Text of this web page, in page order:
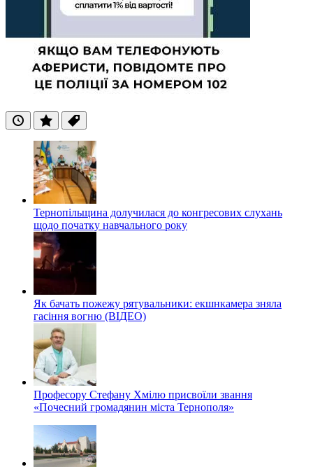
ОстанніПопулярні
Теги
Тернопільщина долучилася до конгресових слухань
щодо початку навчального року
Як бачать пожежу рятувальники: екшнкамера зняла
гасіння вогню (ВІДЕО)
Професору Стефану Хмілю присвоїли звання
«Почесний громадянин міста Тернополя»